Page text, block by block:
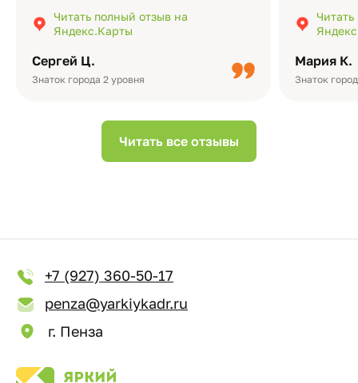
Сергей Ц.
Знаток города 2 уровня
подчёркивает значимость события.
Качество альбомов на высшем уровне:
Читать полный отзыв на
Яндекс.Карты
Мария К.
Знаток
добавить
видео с
Читать все отзывы
+7 (927) 360-50-17
penza@yarkiykadr.ru
г. Пенза